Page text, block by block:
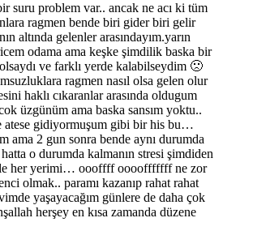
suru problem var.. ancak ne acı ki tüm
ragmen bende biri gider biri gelir
altında gelenler arasındayım.yarın
odama ama keşke şimdilik baska bir
ve farklı yerde kalabilseydim 🙁
ragmen nasıl olsa gelen olur
haklı cıkaranlar arasında oldugum
üzgünüm ama baska sansım yoktu..
atese gidiyormuşum gibi bir his bu…
ama 2 gun sonra bende aynı durumda
o durumda kalmanın stresi şimdiden
her yerimi… oooffff oooofffffff ne zor
olmak.. paramı kazanıp rahat rahat
yaşayacağım günlere de daha çok
herşey en kısa zamanda düzene